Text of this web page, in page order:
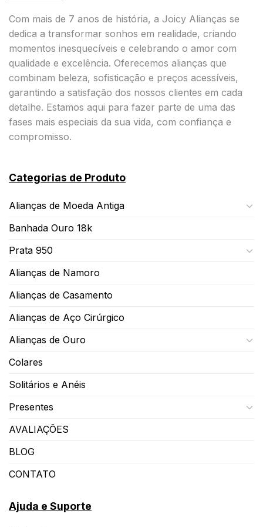
Com mais de 7 anos de história, a Joicy Alianças se
dedica a transformar sonhos em realidade, criando
momentos inesquecíveis e celebrando o amor com
qualidade e excelência. Oferecemos alianças que
combinam beleza, sofisticação e preços acessíveis,
garantindo a satisfação dos nossos clientes em cada
detalhe. Estamos aqui para fazer parte de uma das
fases mais especiais da sua vida, com confiança e
compromisso.
Categorias de Produto
Alianças de Moeda Antiga
Banhada Ouro 18k
Prata 950
Alianças de Namoro
Alianças de Casamento
Alianças de Aço Cirúrgico
Alianças de Ouro
Colares
Solitários e Anéis
Presentes
AVALIAÇÕES
BLOG
CONTATO
Ajuda e Suporte